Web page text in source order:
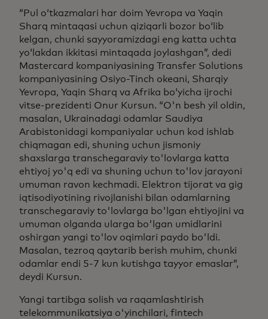
“Pul oʻtkazmalari har doim Yevropa va Yaqin
Sharq mintaqasi uchun qiziqarli bozor boʻlib
kelgan, chunki sayyoramizdagi eng katta uchta
yoʻlakdan ikkitasi mintaqada joylashgan”, dedi
Mastercard kompaniyasining Transfer Solutions
kompaniyasining Osiyo-Tinch okeani, Sharqiy
Yevropa, Yaqin Sharq va Afrika boʻyicha ijrochi
vitse-prezidenti Onur Kursun. “O'n besh yil oldin,
masalan, Ukrainadagi odamlar Saudiya
Arabistonidagi kompaniyalar uchun kod ishlab
chiqmagan edi, shuning uchun jismoniy
shaxslarga transchegaraviy to'lovlarga katta
ehtiyoj yo'q edi va shuning uchun to'lov jarayoni
umuman ravon kechmadi. Elektron tijorat va gig
iqtisodiyotining rivojlanishi bilan odamlarning
transchegaraviy to'lovlarga bo'lgan ehtiyojini va
umuman olganda ularga bo'lgan umidlarini
oshirgan yangi to'lov oqimlari paydo bo'ldi.
Masalan, tezroq qaytarib berish muhim, chunki
odamlar endi 5-7 kun kutishga tayyor emaslar”,
deydi Kursun.
Yangi tartibga solish va raqamlashtirish
telekommunikatsiya o'yinchilari, fintech